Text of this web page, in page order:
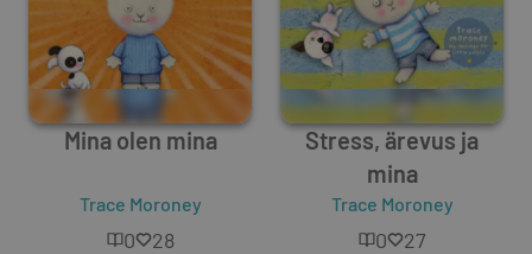
Mina olen mina
Trace Moroney
0 28
Stress, ärevus ja
mina
Trace Moroney
0 27